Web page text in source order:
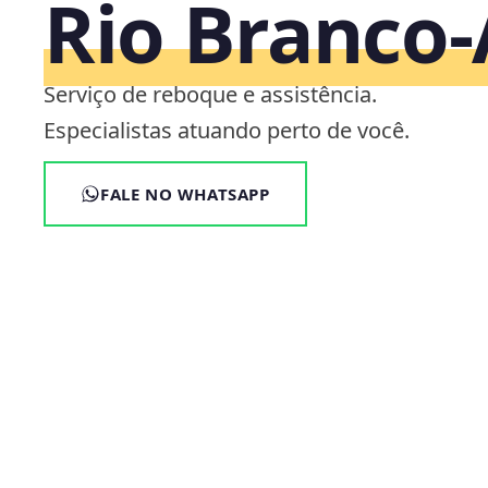
Rio
Serviço de reboque e assistência.
Especialistas atuando perto de você.
FALE NO WHATSAPP